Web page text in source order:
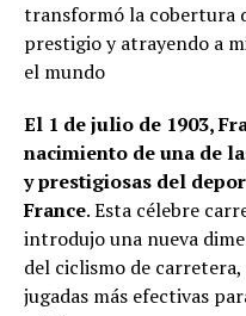
transformó la cobertura
prestigio y atrayendo a
el mundo
El 1 de julio de 1903,
nacimiento de una de
y prestigiosas del
France. Esta célebre
introdujo una nueva
del ciclismo de
jugadas más efectivas